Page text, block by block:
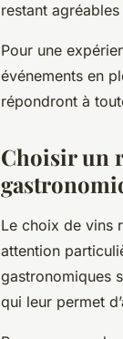
restant
Pour une
événements en
répondront à
Choisir un
Le choix de vins
attention
gastronomiques
qui leur permet